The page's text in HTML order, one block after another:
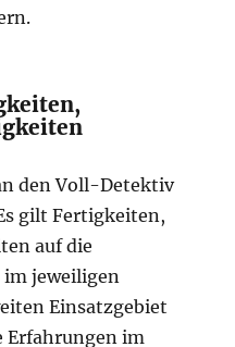
den Voll-Detektiv
gilt Fertigkeiten,
auf die
jeweiligen
Einsatzgebiet
Erfahrungen im